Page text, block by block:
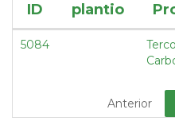
ID
plantio
5084
Anterior